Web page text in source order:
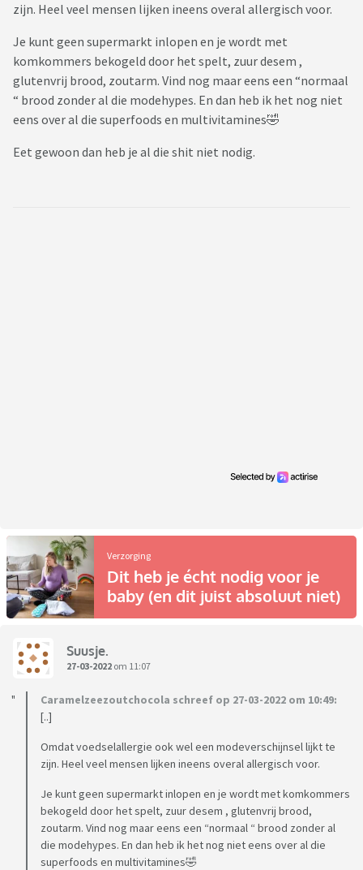
zijn. Heel veel mensen lijken ineens overal allergisch voor.
Je kunt geen supermarkt inlopen en je wordt met
komkommers bekogeld door het spelt, zuur desem ,
glutenvrij brood, zoutarm. Vind nog maar eens een “normaal
“ brood zonder al die modehypes. En dan heb ik het nog niet
eens over al die superfoods en multivitamines🤣
Eet gewoon dan heb je al die shit niet nodig.
Verzorging
Dit heb je écht nodig voor je
baby (en dit juist absoluut niet)
Suusje.
27-03-2022 om 11:07
Caramelzeezoutchocola schreef op 27-03-2022 om 10:49:
[..]
Omdat voedselallergie ook wel een modeverschijnsel lijkt te
zijn. Heel veel mensen lijken ineens overal allergisch voor.
Je kunt geen supermarkt inlopen en je wordt met komkommers
bekogeld door het spelt, zuur desem , glutenvrij brood,
zoutarm. Vind nog maar eens een “normaal “ brood zonder al
die modehypes. En dan heb ik het nog niet eens over al die
superfoods en multivitamines🤣